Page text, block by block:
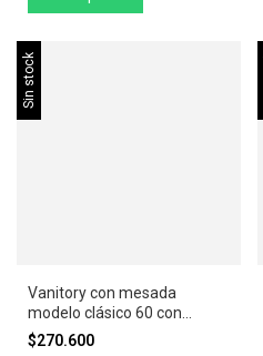
Sin stock
Vanitory con mesada
modelo clásico 60 con
cajones
$270.600